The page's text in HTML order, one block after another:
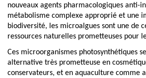
nouveaux agents pharmacologiques anti-
métabolisme complexe approprié et une
biodiversité, les microalgues sont une de
ressources naturelles prometteuses pour
Ces microorganismes photosynthétiques
alternative très prometteuse en
conservateurs, et en aquaculture comme